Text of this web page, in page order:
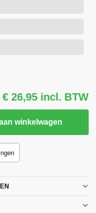
€ 26,95 incl. BTW
winkelwagen